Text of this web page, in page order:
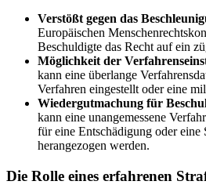
Verstößt gegen das
Europäischen
Beschuldigte das Recht auf ein
Möglichkeit der
kann eine überlange
Verfahren eingestellt oder eine
Wiedergutmachung für
kann eine unangemessene
für eine Entschädigung oder eine
herangezogen werden.
Die Rolle eines erfahrenen